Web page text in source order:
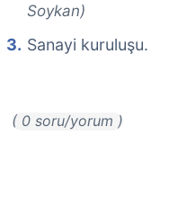
Soykan)
Sanayi kuruluşu.
( 0 soru/yorum )